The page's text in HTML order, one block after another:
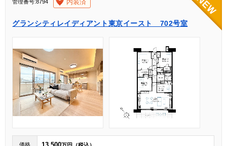
管理番号:8794 内装済
グランシティレイディアント東京イースト 702号室
価格
[004]